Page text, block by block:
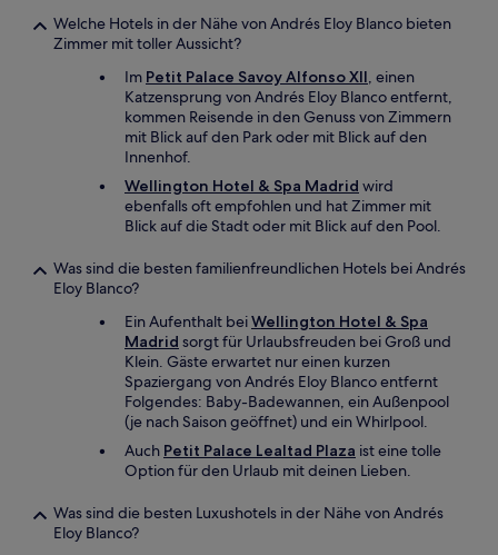
Welche Hotels in der Nähe von Andrés Eloy Blanco bieten
Zimmer mit toller Aussicht?
Im Petit Palace Savoy Alfonso XII, einen
Katzensprung von Andrés Eloy Blanco entfernt,
kommen Reisende in den Genuss von Zimmern
mit Blick auf den Park oder mit Blick auf den
Innenhof.
Wellington Hotel & Spa Madrid wird
ebenfalls oft empfohlen und hat Zimmer mit
Blick auf die Stadt oder mit Blick auf den Pool.
Was sind die besten familienfreundlichen Hotels bei Andrés
Eloy Blanco?
Ein Aufenthalt beiWellington Hotel & Spa
Madrid sorgt für Urlaubsfreuden bei Groß und
Klein. Gäste erwartet nur einen kurzen
Spaziergang von Andrés Eloy Blanco entfernt
Folgendes: Baby-Badewannen, ein Außenpool
(je nach Saison geöffnet) und ein Whirlpool.
Auch Petit Palace Lealtad Plaza ist eine tolle
Option für den Urlaub mit deinen Lieben.
Was sind die besten Luxushotels in der Nähe von Andrés
Eloy Blanco?